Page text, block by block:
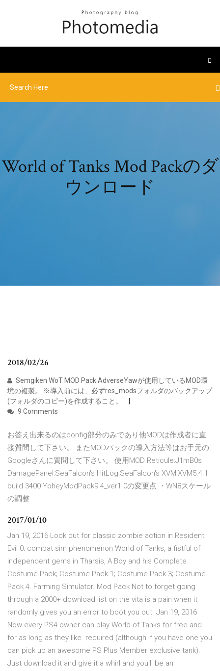
World of Tanks Mod Packのダ
ウンロード
2018/02/26
Semgiken WoT MOD Pack AdverseYawが使用しているMOD環
境の複製。 ※導入前には、必ずres_modsフォルダのバックアップ
(フォルダのコピー)を作成すること。
9 Comments
お答え出来るのはconfig部分のみであり他MODは作成者に直
接質問して下さい。 またMODパックの導入方法等はお手元の
Googleさんに質問して下さい。 使用MOD Reticule:J1mB0s
DamagePanel:SeaFalcon's HitLog:SeaFalcon's XVM:XVM5.4.1
build 3400 YoheyModPack9.4_ver1.0の変更点 ・WN8スケール
の調整
2017/01/10
Jan 19, 2016 Look out for classic zombie action in Resident
Evil 0; combat sim phenomenon World of Tanks, a fistful of
independent gems in Tharsis, A Boy and his Complete
Costume Pack; Costume Pack 1; Costume Pack 3; Costume
Pack 4. Farming Simulator. Mod Pack Not to forget going
through a 2000+ download list on the vita is a pain when it
randomly gives you an error to boot you out. Jan 19, 2016
Now every PS4 owner can play World of Tanks for free and
for as long as they like. required (although if you have one you
can pick up an awesome PS Plus Member exclusive tank).
Just download it and give it a whirl and you'll be an